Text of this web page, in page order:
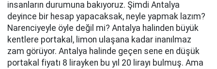
insanların durumuna bakıyoruz. Şimdi Antalya
deyince bir hesap yapacaksak, neyle yapmak lazım?
Narenciyeyle öyle değil mi? Antalya halinden büyük
kentlere portakal, limon ulaşana kadar inanılmaz
zam görüyor. Antalya halinde geçen sene en düşük
portakal fiyatı 8 lirayken bu yıl 20 lirayı bulmuş. Ama